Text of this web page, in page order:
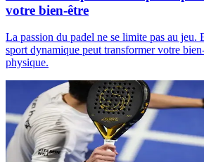
votre bien-être
La passion du padel ne se limite pas au jeu.
sport dynamique peut transformer votre
physique.